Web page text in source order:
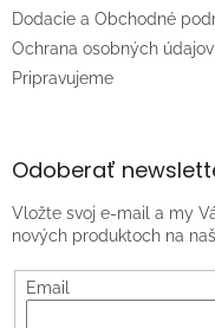
Dodacie a Obchodné
Ochrana osobných údajov
Pripravujeme
Odoberať
Vložte svoj e-mail a my
nových produktoch na
Email